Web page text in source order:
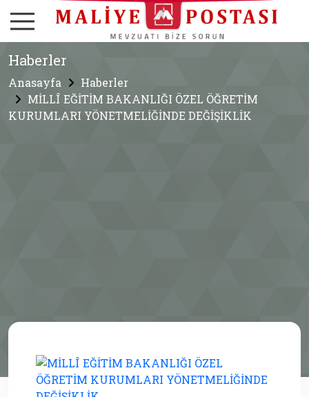
Haberler
Anasayfa
Haberler
MİLLÎ EĞİTİM BAKANLIĞI ÖZEL ÖĞRETİM
KURUMLARI YÖNETMELİĞİNDE DEĞİŞİKLİK